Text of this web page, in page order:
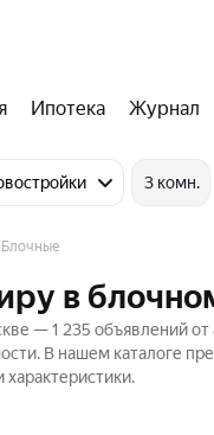
Ипотека Журнал
3 комн.
Блочные
в
— 1 235 объявлений от
В нашем каталоге